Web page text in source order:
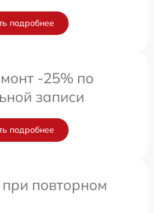
подробнее
-25% по
записи
подробнее
повторном